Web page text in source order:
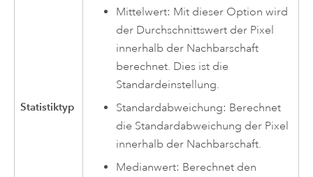
Statistiktyp
Mittelwert: Mit dieser Option wird
der Durchschnittswert der Pixel
innerhalb der Nachbarschaft
berechnet. Dies ist die
Standardeinstellung.
Standardabweichung: Berechnet
die Standardabweichung der Pixel
innerhalb der Nachbarschaft.
Medianwert: Berechnet den